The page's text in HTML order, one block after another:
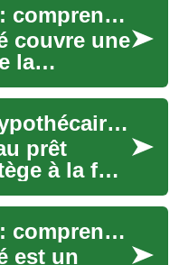
Assurance santé : comprendre la couverture, le travail et les risques
couvre une
la
et
soins,
Assurance prêt hypothécaire : que faut-il savoir
prêt
à la fois
prêteur en
Assurance santé : comprendre la couverture et les choix
est un